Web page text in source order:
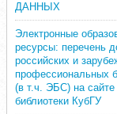
ДАННЫХ
Электронные
ресурсы: перечень
российских и
профессиональных
(в т.ч. ЭБС) на
библиотеки КубГУ